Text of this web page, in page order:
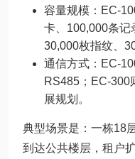
容量规模：EC-
卡、100,000条记
30,000枚指纹、
通信方式：EC-
RS485；EC-300
展规划。
典型场景是：一栋18
到达公共楼层，租户